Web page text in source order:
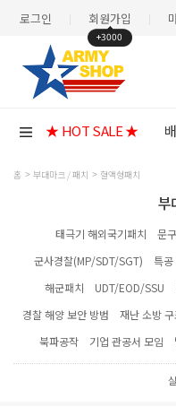
로그인 회원가입
+3000
★ HOT SALE ★
홈 부대마크 / 패치 혈액형패치
부
태극기 해외국기패치 문
군사경찰(MP/SDT/SGT)
특
해군패치
UDT/EOD/SSU
경찰 해양 보안 방범
재난 소방
북파공작
기업 관공서 모임